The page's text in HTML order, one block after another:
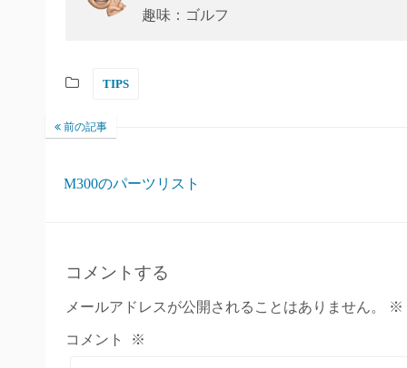
趣味：ゴルフ
TIPS
前の記事
M300のパーツリスト
コメントする
メールアドレスが公開されることはありません。 ※
コメント ※